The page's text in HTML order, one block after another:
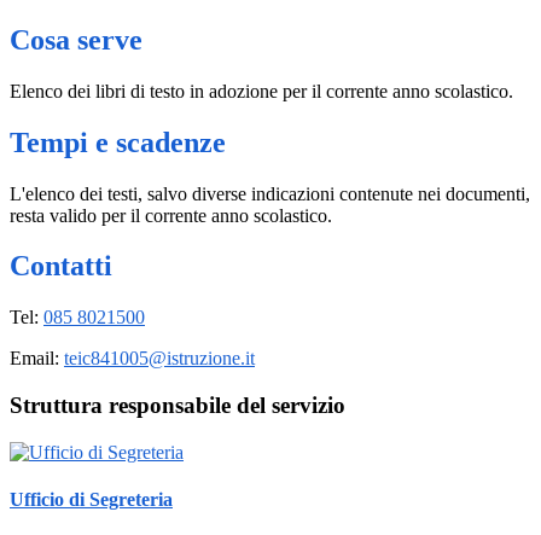
Cosa serve
Elenco dei libri di testo in adozione per il corrente anno scolastico.
Tempi e scadenze
L'elenco dei testi, salvo diverse indicazioni contenute nei documenti,
resta valido per il corrente anno scolastico.
Contatti
Tel: 085 8021500
Email: teic841005@istruzione.it
Struttura responsabile del servizio
Ufficio di Segreteria